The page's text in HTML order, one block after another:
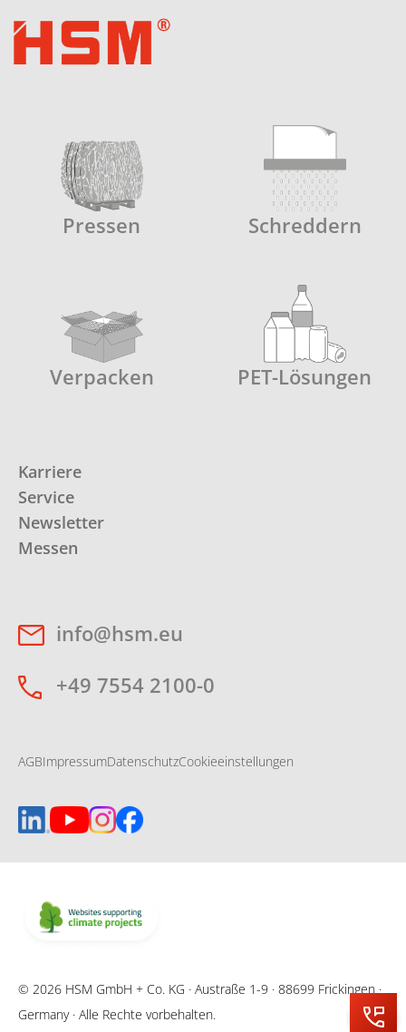
Pressen Schreddern
Verpacken PET-Lösungen
Karriere
Service
Newsletter
Messen
info@hsm.eu
+49 7554 2100-0
AGBImpressumDatenschutzCookieeinstellungen
© 2026 HSM GmbH + Co. KG · Austraße 1-9 · 88699 Frickingen ·
Germany · Alle Rechte vorbehalten.